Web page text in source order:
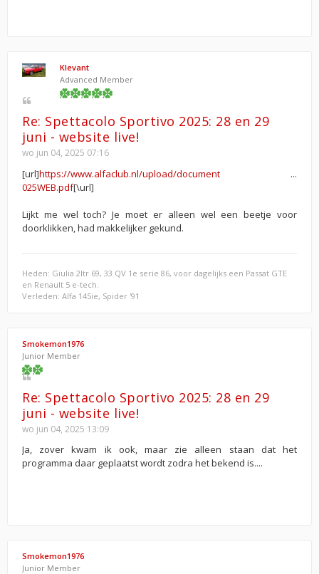
Klevant
Advanced Member
Re: Spettacolo Sportivo 2025: 28 en 29
juni - website live!
wo jun 04, 2025 07:16
[url]https://www.alfaclub.nl/upload/document ...
025WEB.pdf[\url]
Lijkt me wel toch? Je moet er alleen wel een beetje voor
doorklikken, had makkelijker gekund.
Heden: Giulia 2ltr 69, 33 QV 1e serie 86, voor dagelijks een Passat GTE
en Renault 5 e-tech.
Verleden: Alfa 145ie, Spider '91
Smokemon1976
Junior Member
Re: Spettacolo Sportivo 2025: 28 en 29
juni - website live!
wo jun 04, 2025 13:09
Ja, zover kwam ik ook, maar zie alleen staan dat het
programma daar geplaatst wordt zodra het bekend is....
Smokemon1976
Junior Member